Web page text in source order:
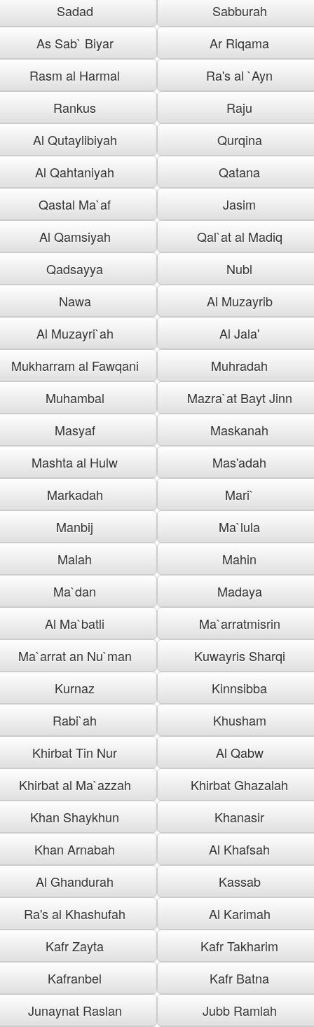
Sadad
Sabburah
As Sab` Biyar
Ar Riqama
Rasm al Harmal
Ra's al `Ayn
Rankus
Raju
Al Qutaylibiyah
Qurqina
Al Qahtaniyah
Qatana
Qastal Ma`af
Jasim
Al Qamsiyah
Qal`at al Madiq
Qadsayya
Nubl
Nawa
Al Muzayrib
Al Muzayri`ah
Al Jala'
Mukharram al Fawqani
Muhradah
Muhambal
Mazra`at Bayt Jinn
Masyaf
Maskanah
Mashta al Hulw
Mas'adah
Markadah
Mari`
Manbij
Ma`lula
Malah
Mahin
Ma`dan
Madaya
Al Ma`batli
Ma`arratmisrin
Ma`arrat an Nu`man
Kuwayris Sharqi
Kurnaz
Kinnsibba
Rabi`ah
Khusham
Khirbat Tin Nur
Al Qabw
Khirbat al Ma`azzah
Khirbat Ghazalah
Khan Shaykhun
Khanasir
Khan Arnabah
Al Khafsah
Al Ghandurah
Kassab
Ra's al Khashufah
Al Karimah
Kafr Zayta
Kafr Takharim
Kafranbel
Kafr Batna
Junaynat Raslan
Jubb Ramlah